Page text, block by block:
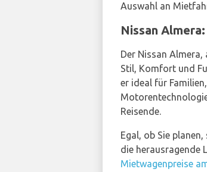
Auswahl an
Nissan
Der Nissan Almera,
Stil, Komfort und
er ideal für
Reisende.
Egal, ob Sie
die herausragende
Mietwagenpreise